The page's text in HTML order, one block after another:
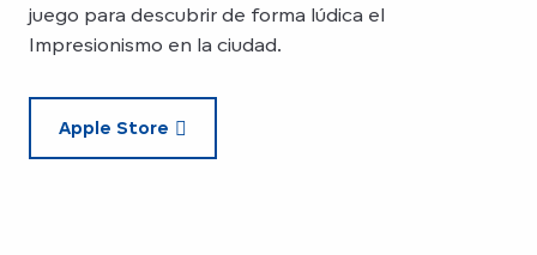
juego para descubrir de forma lúdica el
Impresionismo en la ciudad.
Apple Store